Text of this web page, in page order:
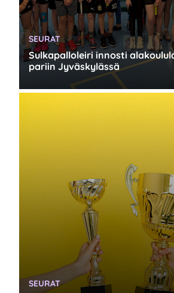
Sulkapalloleiri innosti
pariin Jyväskylässä
KATEGORIA:
SEURAT
KATEGORIA:
SEURAT